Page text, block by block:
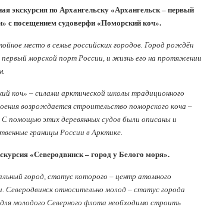
экскурсия по Архангельску «Архангельск – первый
с посещением судоверфи «Поморский коч».
место в семье российских городов. Город рождён
морской порт России, и жизнь его на протяжении
коч» – силами арктической школы традиционного
возрождается строительство поморского коча –
С помощью этих деревянных судов были описаны и
границы России в Арктике.
«Северодвинск – город у Белого моря».
город, статус которого – центр атомного
Северодвинск относительно молод – статус города
молодого Северного флота необходимо строить